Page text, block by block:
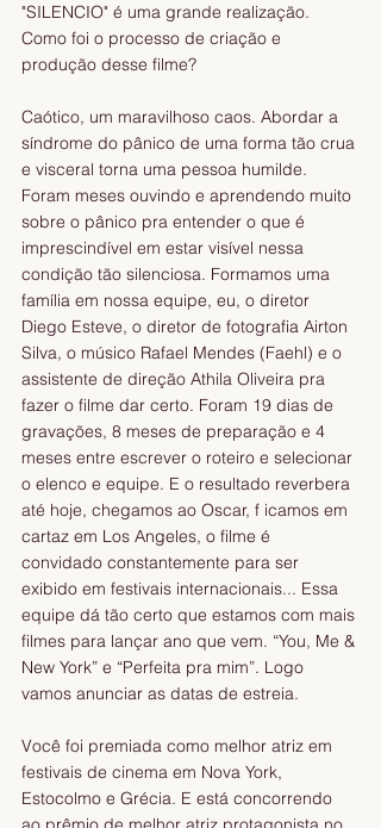
"SILENCIO" é uma grande realização.
Como foi o processo de criação e
produção desse filme?
Caótico, um maravilhoso caos. Abordar a
síndrome do pânico de uma forma tão crua
e visceral torna uma pessoa humilde.
Foram meses ouvindo e aprendendo muito
sobre o pânico pra entender o que é
imprescindível em estar visível nessa
condição tão silenciosa. Formamos uma
família em nossa equipe, eu, o diretor
Diego Esteve, o diretor de fotografia Airton
Silva, o músico Rafael Mendes (Faehl) e o
assistente de direção Athila Oliveira pra
fazer o filme dar certo. Foram 19 dias de
gravações, 8 meses de preparação e 4
meses entre escrever o roteiro e selecionar
o elenco e equipe. E o resultado reverbera
até hoje, chegamos ao Oscar, f icamos em
cartaz em Los Angeles, o filme é
convidado constantemente para ser
exibido em festivais internacionais... Essa
equipe dá tão certo que estamos com mais
filmes para lançar ano que vem. “You, Me &
New York” e “Perfeita pra mim”. Logo
vamos anunciar as datas de estreia.
Você foi premiada como melhor atriz em
festivais de cinema em Nova York,
Estocolmo e Grécia. E está concorrendo